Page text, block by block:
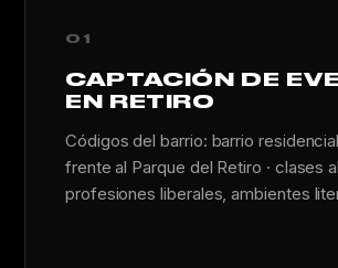
01
CAPTACIÓN DE
EN RETIRO
Códigos del barrio: barrio
frente al Parque del Retiro · clases
profesiones liberales, ambientes